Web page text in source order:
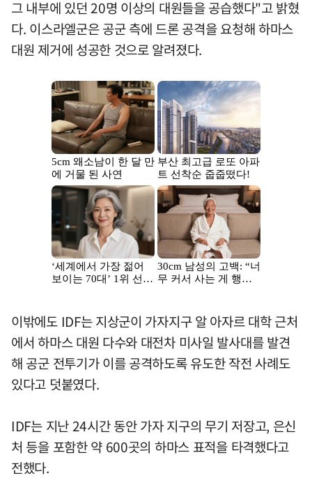
그 내부에 있던 20명 이상의 대원들을 공습했다"고 밝혔
다. 이스라엘군은 공군 측에 드론 공격을 요청해 하마스
대원 제거에 성공한 것으로 알려졌다.
이밖에도 IDF는 지상군이 가자지구 알 아자르 대학 근처
에서 하마스 대원 다수와 대전차 미사일 발사대를 발견
해 공군 전투기가 이를 공격하도록 유도한 작전 사례도
있다고 덧붙였다.
IDF는 지난 24시간 동안 가자 지구의 무기 저장고, 은신
처 등을 포함한 약 600곳의 하마스 표적을 타격했다고
전했다.